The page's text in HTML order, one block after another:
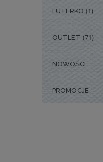
FUTERKO (1)
OUTLET (71)
NOWOŚCI
PROMOCJE